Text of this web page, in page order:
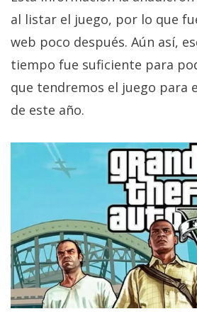
Más
temas
Sorteos
Foros
Contacto
/
Publicidad
/
Cambiar
opciones
de
al listar el juego, por lo que
web poco después. Aún así,
tiempo fue suficiente para
que tendremos el juego para
de este año.